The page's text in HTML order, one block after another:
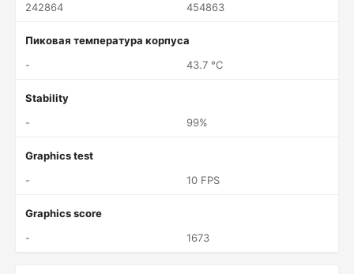
242864
454863
Пиковая температура корпуса
-
43.7 °C
Stability
-
99%
Graphics test
-
10 FPS
Graphics score
-
1673